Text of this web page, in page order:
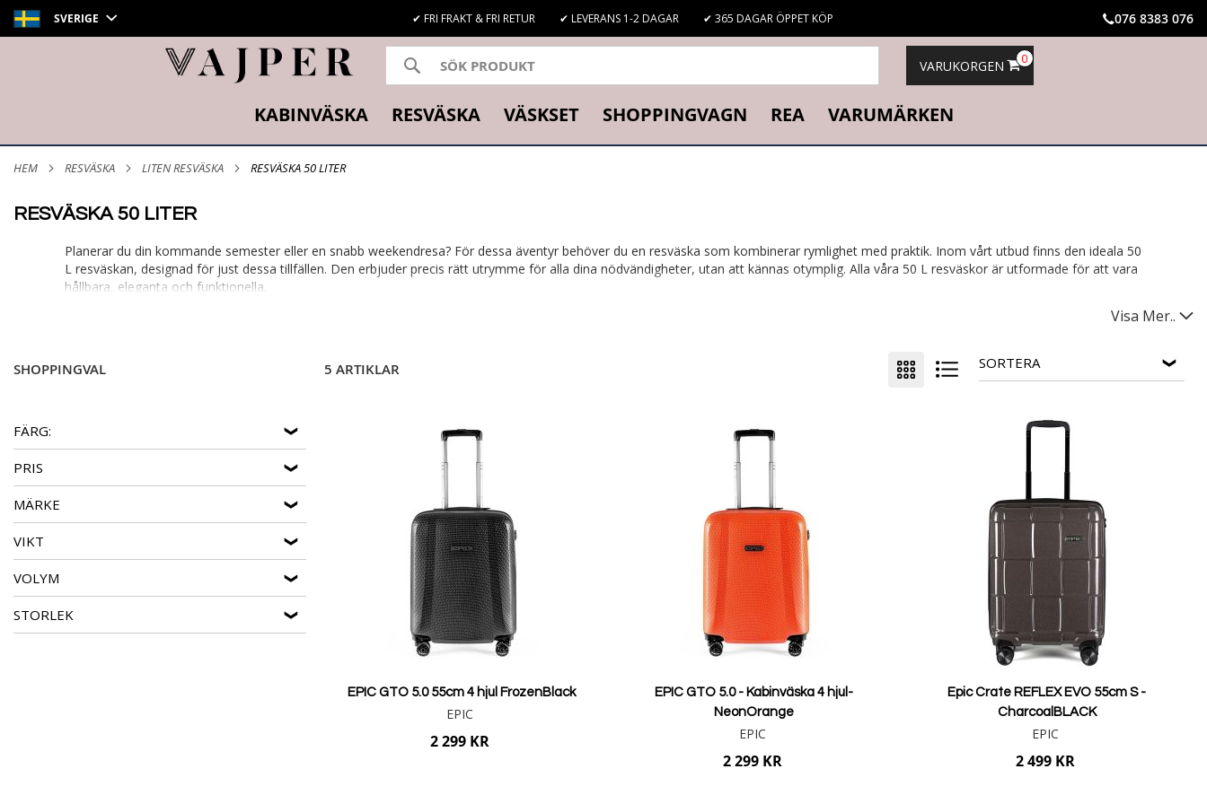
SVERIGE ✔ FRI FRAKT & FRI RETUR ✔ LEVERANS 1-2 DAGAR ✔ 365 DAGAR ÖPPET KÖP 076 8383 076
SÖK
SÖK VARUKORGEN 0
KABINVÄSKA RESVÄSKA VÄSKSET SHOPPINGVAGN REA VARUMÄRKEN
HEM RESVÄSKA LITEN RESVÄSKA RESVÄSKA 50 LITER
RESVÄSKA 50 LITER
Planerar du din kommande semester eller en snabb weekendresa? För dessa äventyr behöver du en resväska som kombinerar rymlighet med praktik. Inom vårt utbud finns den ideala 50
L resväskan, designad för just dessa tillfällen. Den erbjuder precis rätt utrymme för alla dina nödvändigheter, utan att kännas otymplig. Alla våra 50 L resväskor är utformade för att vara
hållbara, eleganta och funktionella.
Resväskor på 50 liter – Perfekta för dina äventyr!
Visa Mer..
SHOPPINGVAL
FÄRG:
PRIS
MÄRKE
VIKT
VOLYM
STORLEK
5 ARTIKLAR SORTERA
EPIC GTO 5.0 55cm 4 hjul FrozenBlack
EPIC
2 299 KR
EPIC GTO 5.0 - Kabinväska 4 hjul-
NeonOrange
EPIC
2 299 KR
Epic Crate REFLEX EVO 55cm S -
CharcoalBLACK
EPIC
2 499 KR